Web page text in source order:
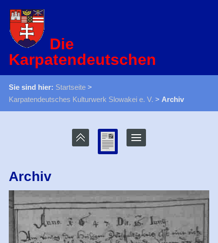
Die
Karpatendeutschen
Sie sind hier: Startseite>
Karpatendeutsches Kulturwerk Slowakei e. V. > Archiv
Archiv